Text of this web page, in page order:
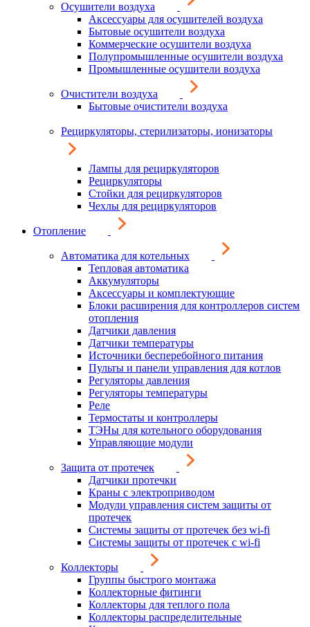
Осушители воздуха
Аксессуары для осушителей воздуха
Бытовые осушители воздуха
Коммерческие осушители воздуха
Полупромышленные осушители воздуха
Промышленные осушители воздуха
Очистители воздуха
Бытовые очистители воздуха
Рециркуляторы, стерилизаторы, ионизаторы
Лампы для рециркуляторов
Рециркуляторы
Стойки для рециркуляторов
Чехлы для рециркуляторов
Отопление
Автоматика для котельных
Тепловая автоматика
Аккумуляторы
Аксессуары и комплектующие
Блоки расширения для контроллеров систем
отопления
Датчики давления
Датчики температуры
Источники бесперебойного питания
Пульты и панели управления для котлов
Регуляторы давления
Регуляторы температуры
Реле
Термостаты и контроллеры
ТЭНы для котельного оборудования
Управляющие модули
Защита от протечек
Датчики протечки
Краны с электроприводом
Модули управления систем защиты от
протечек
Системы защиты от протечек без wi-fi
Системы защиты от протечек с wi-fi
Коллекторы
Группы быстрого монтажа
Коллекторные фитинги
Коллекторы для теплого пола
Коллекторы распределительные